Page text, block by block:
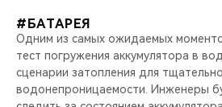
#БАТАРЕЯ
Одним из самых ожидаемых
тест погружения аккумулятора в
сценарии затопления для
водонепроницаемости. Инженеры